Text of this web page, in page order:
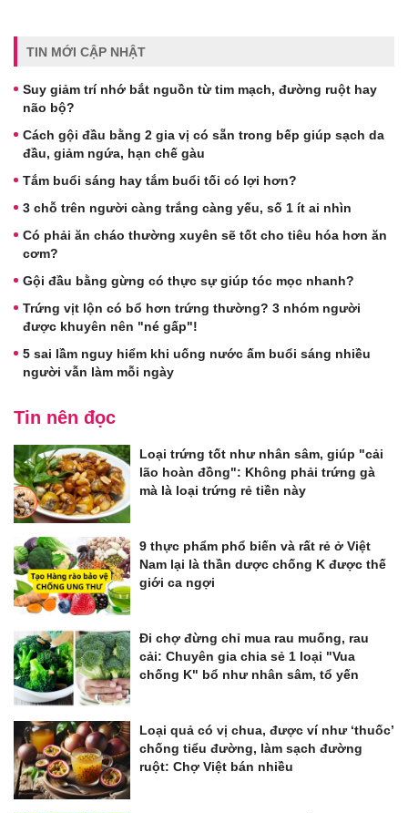
TIN MỚI CẬP NHẬT
Suy giảm trí nhớ bắt nguồn từ tim mạch, đường ruột hay
não bộ?
Cách gội đầu bằng 2 gia vị có sẵn trong bếp giúp sạch da
đầu, giảm ngứa, hạn chế gàu
Tắm buổi sáng hay tắm buổi tối có lợi hơn?
3 chỗ trên người càng trắng càng yếu, số 1 ít ai nhìn
Có phải ăn cháo thường xuyên sẽ tốt cho tiêu hóa hơn ăn
cơm?
Gội đầu bằng gừng có thực sự giúp tóc mọc nhanh?
Trứng vịt lộn có bổ hơn trứng thường? 3 nhóm người
được khuyên nên "né gấp"!
5 sai lầm nguy hiểm khi uống nước ấm buổi sáng nhiều
người vẫn làm mỗi ngày
Tin nên đọc
Loại trứng tốt như nhân sâm, giúp "cải
lão hoàn đồng": Không phải trứng gà
mà là loại trứng rẻ tiền này
9 thực phẩm phổ biến và rất rẻ ở Việt
Nam lại là thần dược chống K được thế
giới ca ngợi
Đi chợ đừng chỉ mua rau muống, rau
cải: Chuyên gia chia sẻ 1 loại "Vua
chống K" bổ như nhân sâm, tổ yến
Loại quả có vị chua, được ví như ‘thuốc’
chống tiểu đường, làm sạch đường
ruột: Chợ Việt bán nhiều